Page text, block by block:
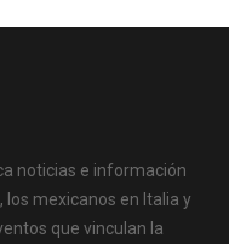
noticias e información
mexicanos en Italia y
que vinculan la